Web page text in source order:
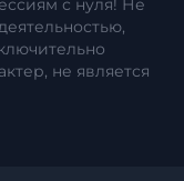
с нуля! Не
не является